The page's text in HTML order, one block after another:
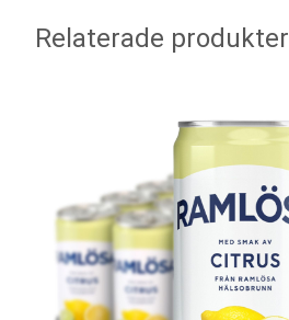
Relaterade produkter